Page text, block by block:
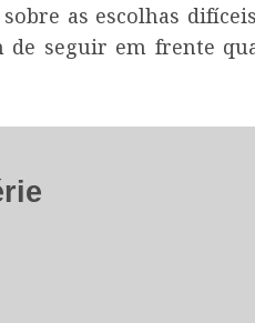
as escolhas
de seguir em frente